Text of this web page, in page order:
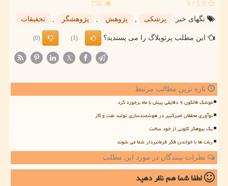
5.0
/ 5
756
تگهای خبر:
پزشكی پژوهش پژوهشگر تحقیقات
این مطلب پرتوبلاگ را می پسندید؟ (1)
(0)
X
تازه ترین مطالب مرتبط
موشک فالکون ۹ دقایقی پیش با ماه برخورد کرد
نوآوری محققان امیرکبیر در هوشمندسازی تولید نفت و گاز
یک بیوهکر کلونی از خود ساخت
ربات ها با خواندن فکر فرمانبردار شما می شوند
نظرات بینندگان در مورد این مطلب
لطفا شما همنظر دهید